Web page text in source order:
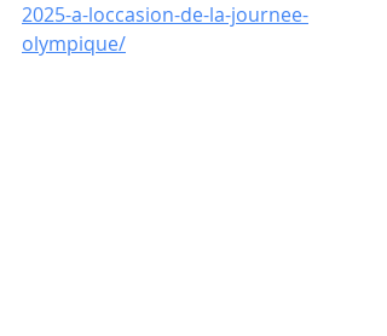
2025-a-loccasion-de-la-journee-
olympique/